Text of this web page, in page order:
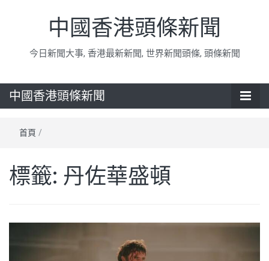
中國香港頭條新聞
今日新聞大事, 香港最新新聞, 世界新聞頭條, 頭條新聞
中國香港頭條新聞
首頁 /
標籤: 丹佐華盛頓